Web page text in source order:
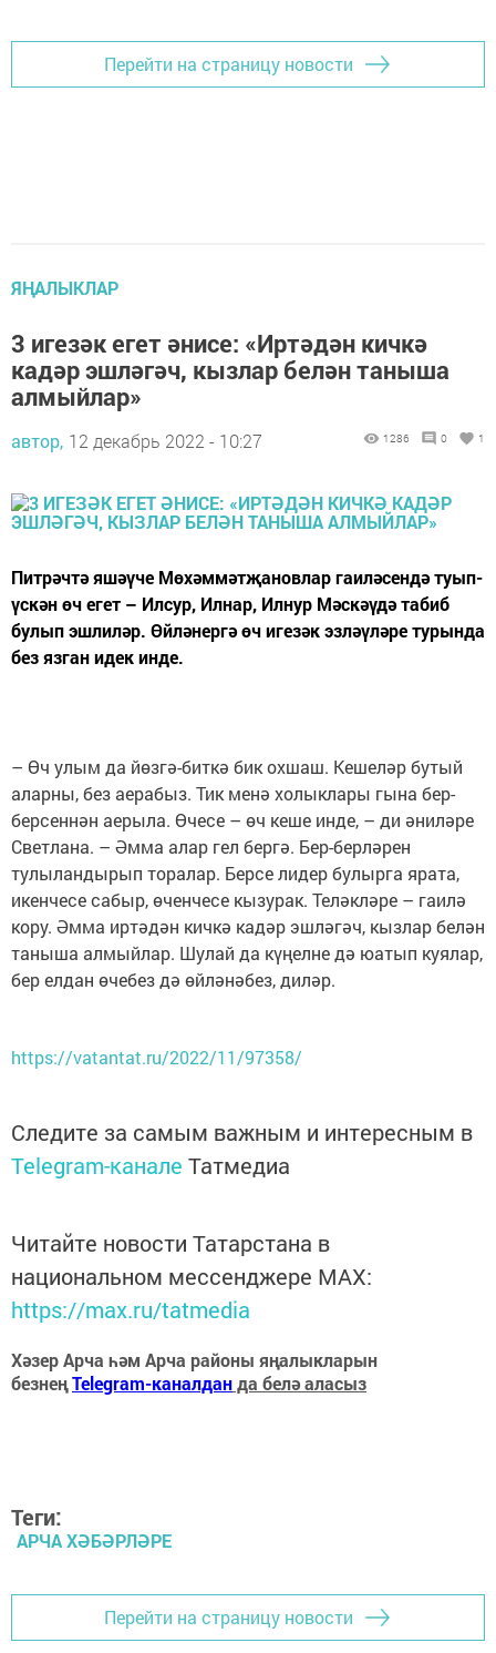
Перейти на страницу новости
ЯҢАЛЫКЛАР
3 игезәк егет әнисе: «Иртәдән кичкә
кадәр эшләгәч, кызлар белән таныша
алмыйлар»
автор, 12 декабрь 2022 - 10:27 1286 0 1
Питрәчтә яшәүче Мөхәммәтҗановлар гаиләсендә туып-
үскән өч егет – Илсур, Илнар, Илнур Мәскәүдә табиб
булып эшлиләр. Өйләнергә өч игезәк эзләүләре турында
без язган идек инде.
– Өч улым да йөзгә-биткә бик охшаш. Кешеләр бутый
аларны, без аерабыз. Тик менә холыклары гына бер-
берсеннән аерыла. Өчесе – өч кеше инде, – ди әниләре
Светлана. – Әмма алар гел бергә. Бер-берләрен
тулыландырып торалар. Берсе лидер булырга ярата,
икенчесе сабыр, өченчесе кызурак. Теләкләре – гаилә
кору. Әмма иртәдән кичкә кадәр эшләгәч, кызлар белән
таныша алмыйлар. Шулай да күңелне дә юатып куялар,
бер елдан өчебез дә өйләнәбез, диләр.
https://vatantat.ru/2022/11/97358/
Следите за самым важным и интересным в
Telegram-канале Татмедиа
Читайте новости Татарстана в
национальном мессенджере MАХ:
https://max.ru/tatmedia
Хәзер Арча һәм Арча районы яңалыкларын
безнеңTelegram-каналданда белә аласыз
Теги:
АРЧА ХӘБӘРЛӘРЕ
Перейти на страницу новости